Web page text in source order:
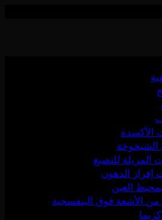
الأكسدة
الشيخوخة
المزيلة للتصبغ
إفراز الدهون
بمحيط العين
من الأشعة فوق البنفسجية